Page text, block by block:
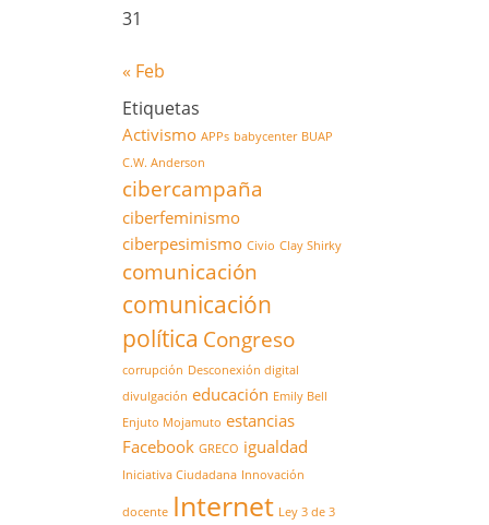
31
« Feb
Etiquetas
Activismo APPs babycenter BUAP
C.W. Anderson
cibercampaña
ciberfeminismo
ciberpesimismo Civio Clay Shirky
comunicación
comunicación
política Congreso
corrupción Desconexión digital
divulgación educación Emily Bell
Enjuto Mojamuto estancias
Facebook GRECO igualdad
Iniciativa Ciudadana Innovación
docente Internet Ley 3 de 3